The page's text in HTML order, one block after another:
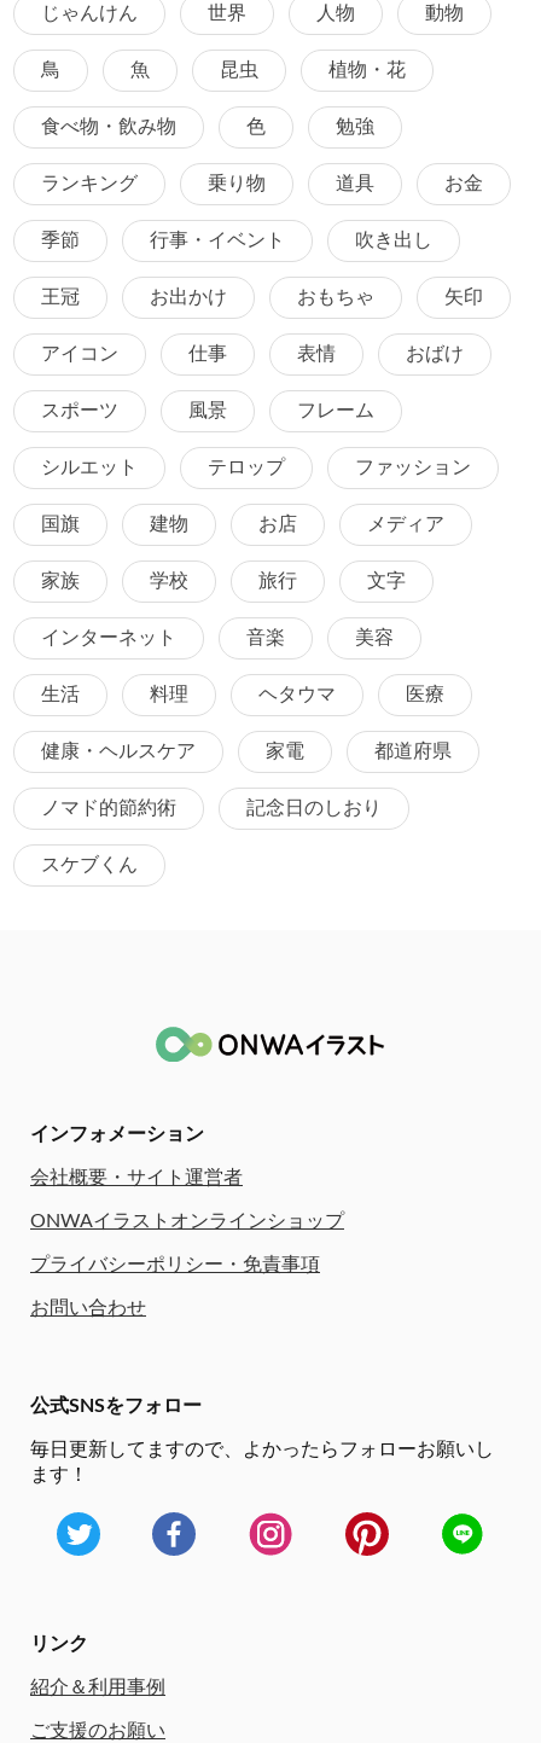
じゃんけん 世界 人物 動物
鳥 魚 昆虫 植物・花
食べ物・飲み物 色 勉強
ランキング 乗り物 道具 お金
季節 行事・イベント 吹き出し
王冠 お出かけ おもちゃ 矢印
アイコン 仕事 表情 おばけ
スポーツ 風景 フレーム
シルエット テロップ ファッション
国旗 建物 お店 メディア
家族 学校 旅行 文字
インターネット 音楽 美容
生活 料理 ヘタウマ 医療
健康・ヘルスケア 家電 都道府県
ノマド的節約術 記念日のしおり
スケブくん
インフォメーション
会社概要・サイト運営者
ONWAイラストオンラインショップ
プライバシーポリシー・免責事項
お問い合わせ
公式SNSをフォロー
毎日更新してますので、
よかったらフォローお願いし
ます！
リンク
紹介＆利用事例
ご支援のお願い